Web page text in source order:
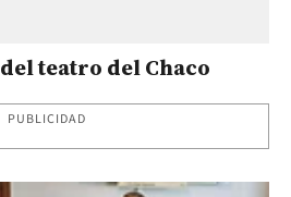
teatro del Chaco
PUBLICIDAD